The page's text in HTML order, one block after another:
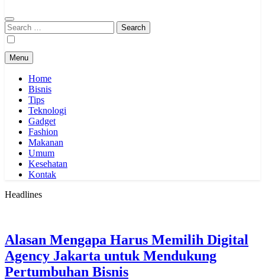
Search
for:
Menu
Home
Bisnis
Tips
Teknologi
Gadget
Fashion
Makanan
Umum
Kesehatan
Kontak
Headlines
Alasan Mengapa Harus Memilih Digital
Agency Jakarta untuk Mendukung
Pertumbuhan Bisnis